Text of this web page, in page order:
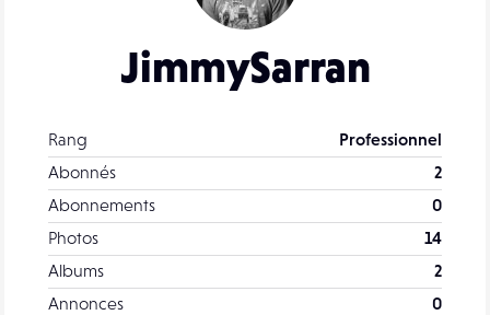
JimmySarran
Rang
Professionnel
Abonnés
2
Abonnements
0
Photos
14
Albums
2
Annonces
0